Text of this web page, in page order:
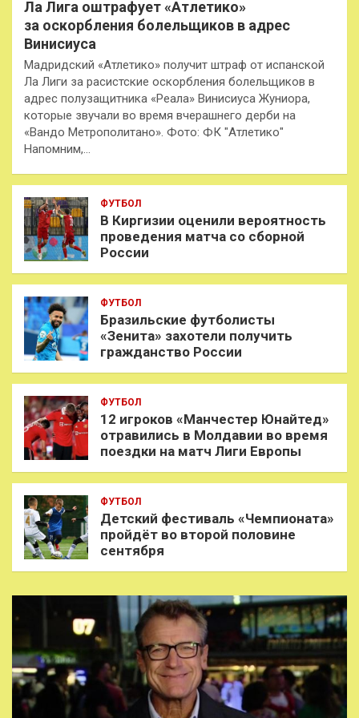
Ла Лига оштрафует «Атлетико»
за оскорбления болельщиков в адрес
Винисиуса
Мадридский «Атлетико» получит штраф от испанской
Ла Лиги за расистские оскорбления болельщиков в
адрес полузащитника «Реала» Винисиуса Жуниора,
которые звучали во время вчерашнего дерби на
«Вандо Метрополитано». Фото: ФК "Атлетико"
Напомним,…
ФУТБОЛ
В Киргизии оценили вероятность
проведения матча со сборной
России
ФУТБОЛ
Бразильские футболисты
«Зенита» захотели получить
гражданство России
ФУТБОЛ
12 игроков «Манчестер Юнайтед»
отравились в Молдавии во время
поездки на матч Лиги Европы
ФУТБОЛ
Детский фестиваль «Чемпионата»
пройдёт во второй половине
сентября